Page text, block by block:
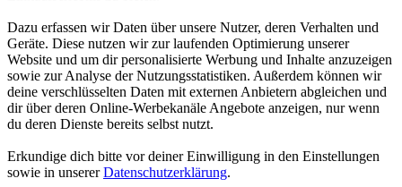
Dazu erfassen wir Daten über unsere Nutzer, deren Verhalten und
Geräte. Diese nutzen wir zur laufenden Optimierung unserer
Website und um dir personalisierte Werbung und Inhalte anzuzeigen
sowie zur Analyse der Nutzungsstatistiken. Außerdem können wir
deine verschlüsselten Daten mit externen Anbietern abgleichen und
dir über deren Online-Werbekanäle Angebote anzeigen, nur wenn
du deren Dienste bereits selbst nutzt.
Erkundige dich bitte vor deiner Einwilligung in den Einstellungen
sowie in unsererDatenschutzerklärung.